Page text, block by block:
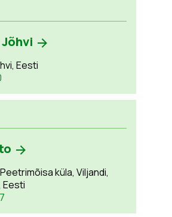
Eesti
küla, Viljandi,
Eesti